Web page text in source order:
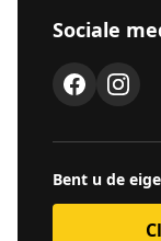
Sociale
Bent u de